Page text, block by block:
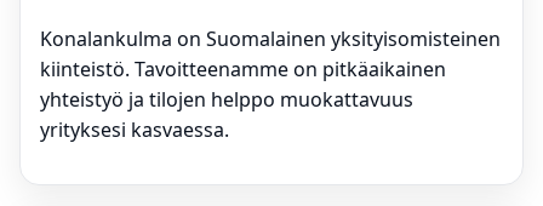
Konalankulma on Suomalainen yksityisomisteinen
kiinteistö. Tavoitteenamme on pitkäaikainen
yhteistyö ja tilojen helppo muokattavuus
yrityksesi kasvaessa.